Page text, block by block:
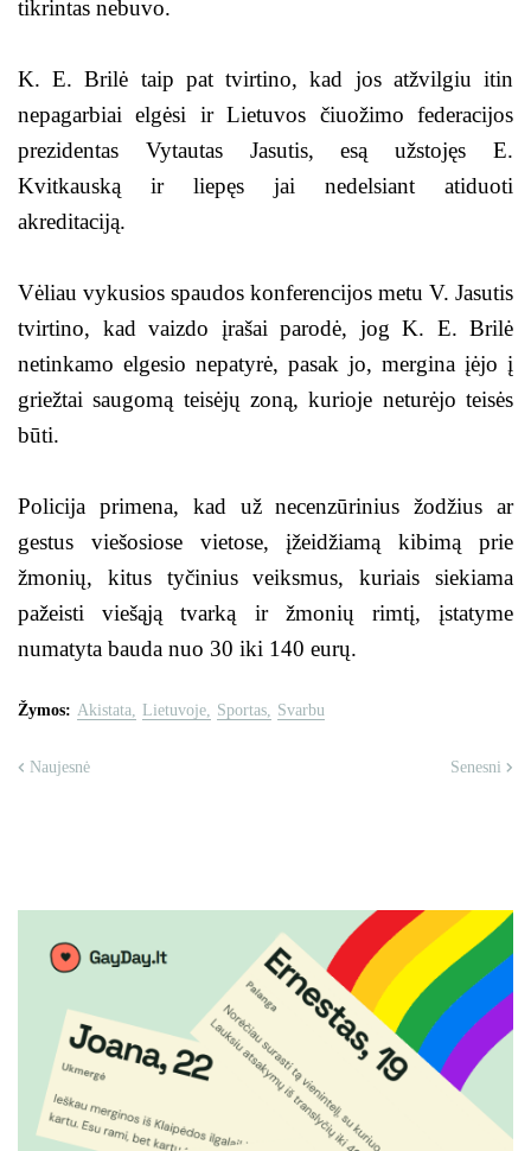
tikrintas nebuvo.
K. E. Brilė taip pat tvirtino, kad jos atžvilgiu itin
nepagarbiai elgėsi ir Lietuvos čiuožimo federacijos
prezidentas Vytautas Jasutis, esą užstojęs E.
Kvitkauską ir liepęs jai nedelsiant atiduoti
akreditaciją.
Vėliau vykusios spaudos konferencijos metu V. Jasutis
tvirtino, kad vaizdo įrašai parodė, jog K. E. Brilė
netinkamo elgesio nepatyrė, pasak jo, mergina įėjo į
griežtai saugomą teisėjų zoną, kurioje neturėjo teisės
būti.
Policija primena, kad už necenzūrinius žodžius ar
gestus viešosiose vietose, įžeidžiamą kibimą prie
žmonių, kitus tyčinius veiksmus, kuriais siekiama
pažeisti viešąją tvarką ir žmonių rimtį, įstatyme
numatyta bauda nuo 30 iki 140 eurų.
Žymos: Akistata Lietuvoje Sportas Svarbu
Naujesnė Senesni